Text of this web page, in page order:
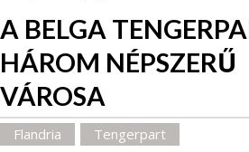
A BELGA
HÁROM NÉPSZERŰ
VÁROSA
Flandria Tengerpart